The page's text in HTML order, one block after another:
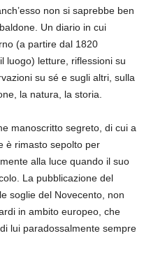
non si saprebbe ben
Un diario in cui
(a partire dal 1820
luogo) letture, riflessioni su
su sé e sugli altri, sulla
la natura, la storia.
manoscritto segreto, di cui a
è rimasto sepolto per
alla luce quando il suo
La pubblicazione del
soglie del Novecento, non
in ambito europeo, che
lui paradossalmente sempre